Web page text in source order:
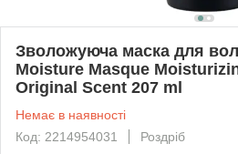
Зволожуюча маска для
Moisture Masque
Original Scent 207 ml
Немає в наявності
Код: 2214954031
Роздріб